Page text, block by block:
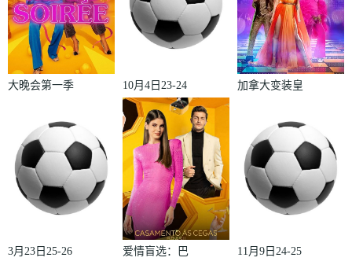
大晚会第一季
10月4日23-24
赛季欧冠小组
赛第2轮那不
勒斯VS皇家
马德里
加拿大变装皇
对阵世界
2022
3月23日25-26
爱情盲选：巴
11月9日24-25